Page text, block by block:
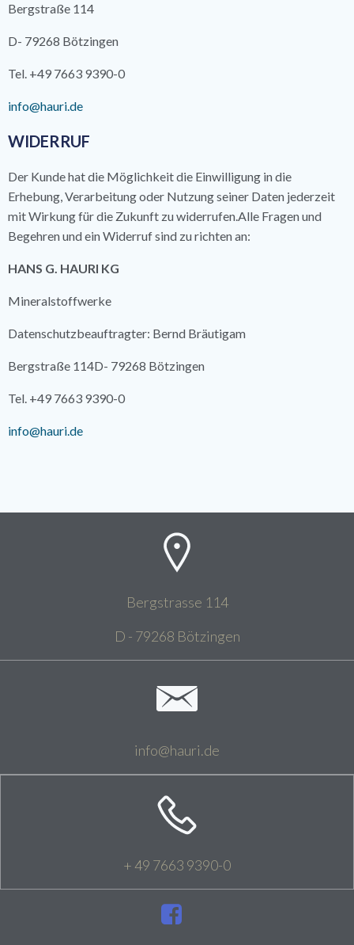
Bergstraße 114
D- 79268 Bötzingen
Tel. +49 7663 9390-0
info@hauri.de
WIDERRUF
Der Kunde hat die Möglichkeit die Einwilligung in die
Erhebung, Verarbeitung oder Nutzung seiner Daten jederzeit
mit Wirkung für die Zukunft zu widerrufen.Alle Fragen und
Begehren und ein Widerruf sind zu richten an:
HANS G. HAURI KG
Mineralstoffwerke
Datenschutzbeauftragter: Bernd Bräutigam
Bergstraße 114D- 79268 Bötzingen
Tel. +49 7663 9390-0
info@hauri.de
Bergstrasse 114
D - 79268 Bötzingen
info@hauri.de
+ 49 7663 9390-0